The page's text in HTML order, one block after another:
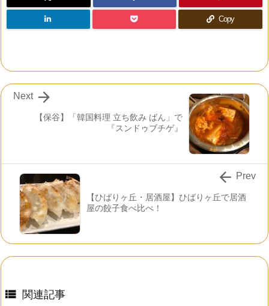
Copy
【保谷】「韓国料理 立ち飲み ばん」で
『スンドゥブチゲ』

Next
【ひばりヶ丘・居酒屋】ひばりヶ丘で居酒
屋の餃子食べ比べ！
 Prev
 関連記事